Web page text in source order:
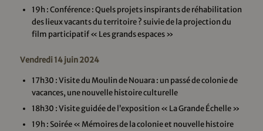
19h : Conférence : Quels projets inspirants de réhabilitation
des lieux vacants du territoire ? suivie de la projection du
film participatif « Les grands espaces »
Vendredi 14 juin 2024
17h30 : Visite du Moulin de Nouara : un passé de colonie de
vacances, une nouvelle histoire culturelle
18h30 : Visite guidée de l’exposition « La Grande Échelle »
19h : Soirée « Mémoires de la colonie et nouvelle histoire